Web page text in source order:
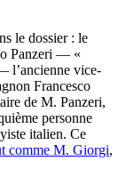
le dossier : le
Panzeri — «
l’ancienne vice-
Francesco
de M. Panzeri,
personne
italien. Ce
comme M. Giorgi,